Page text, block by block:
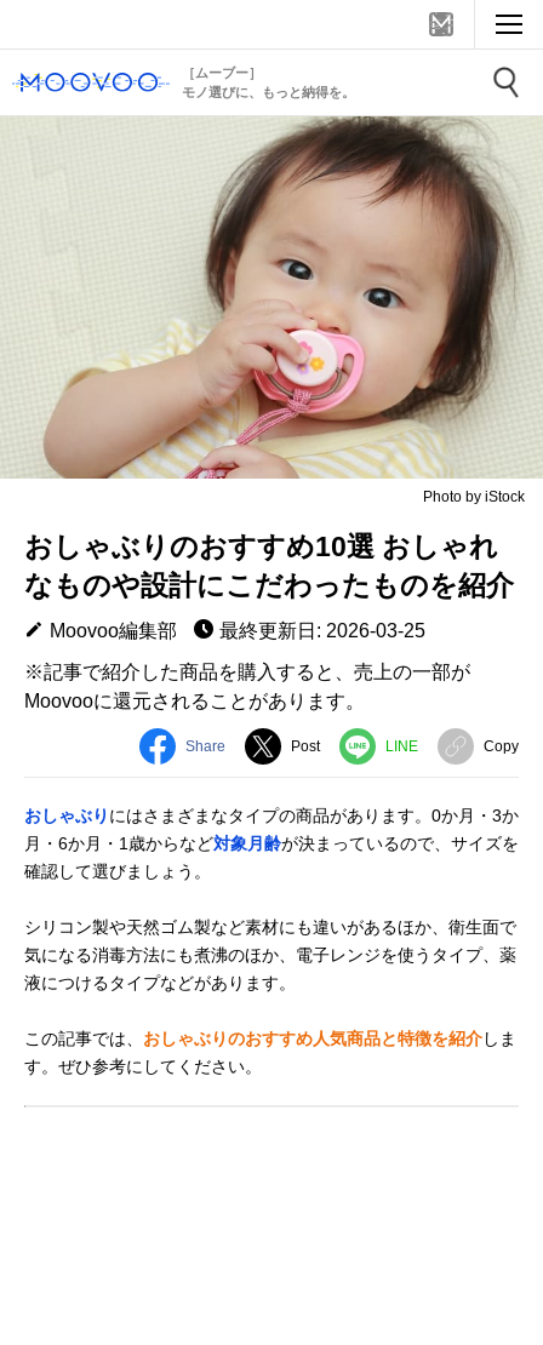
［ムーブー］
モノ選びに、もっと納得を。
Photo by iStock
おしゃぶりのおすすめ10選 おしゃれ
なものや設計にこだわったものを紹介
Moovoo編集部
最終更新日: 2026-03-25
※記事で紹介した商品を購入すると、売上の一部が
Moovooに還元されることがあります。
Share Post LINE Copy
おしゃぶり にはさまざまなタイプの商品があります。0か月・3か
月・6か月・1歳からなど対象月齢が決まっているので、サイズを
確認して選びましょう。
シリコン製や天然ゴム製など素材にも違いがあるほか、衛生面で
気になる消毒方法にも煮沸のほか、電子レンジを使うタイプ、薬
液につけるタイプなどがあります。
この記事では、 おしゃぶりのおすすめ人気商品と特徴を紹介しま
す。ぜひ参考にしてください。